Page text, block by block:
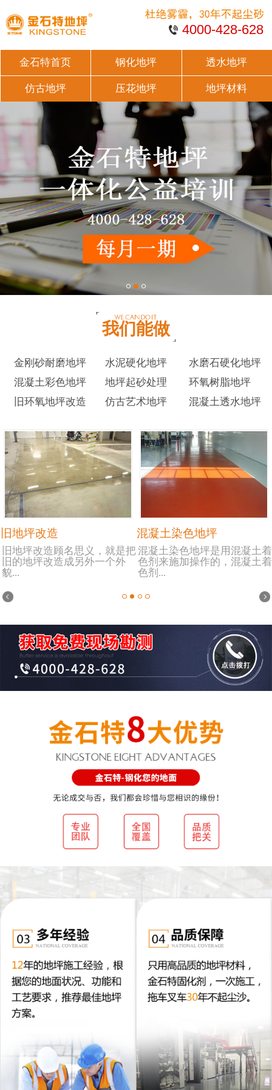
4000-428-628
金石特首页 钢化地坪 透水地坪
仿古地坪 压花地坪 地坪材料
我们能做
金刚砂耐磨地坪 水泥硬化地坪
水磨石硬化地坪
混凝土彩色地坪
地坪起砂处理
环氧树脂地坪
旧环氧地坪改造
仿古艺术地坪 混凝土透水地坪
旧地坪改造
旧地坪改造顾名思义，就是把
旧的地坪改造成另外一个外
貌...
混凝土染色地坪
混凝土染色地坪是用混凝土着
色剂来施加操作的，混凝土着
色剂...